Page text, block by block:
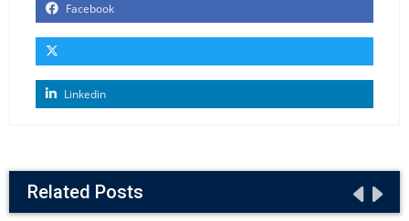
Facebook
Linkedin
Related Posts